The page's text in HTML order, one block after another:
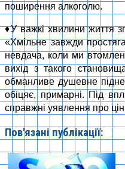
поширення алкоголю.
♦У важкi хвилини життя
«Хмiльне завжди
невдача, коли ми
вихiд з такого
обманливе душевне
обiцяє, примарні. Пiд
справжнi уявлення про
Пов'язані публікації: